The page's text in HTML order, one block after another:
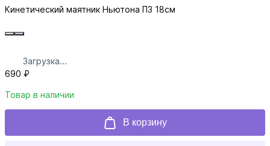
Кинетический маятник Ньютона П3 18см
Загрузка...
690 ₽
Товар в наличии
В корзину